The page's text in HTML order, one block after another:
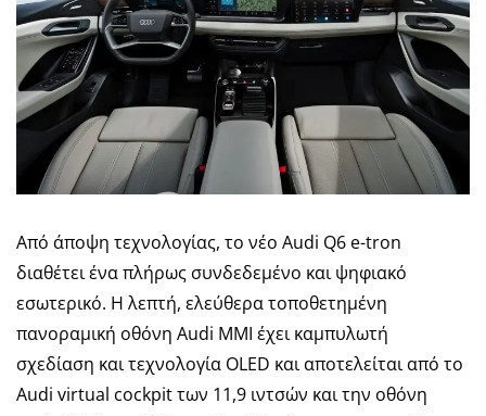
Από άποψη τεχνολογίας, το νέο Audi Q6 e-tron
διαθέτει ένα πλήρως συνδεδεμένο και ψηφιακό
εσωτερικό. Η λεπτή, ελεύθερα τοποθετημένη
πανοραμική οθόνη Audi MMI έχει καμπυλωτή
σχεδίαση και τεχνολογία OLED και αποτελείται από το
Audi virtual cockpit των 11,9 ιντσών και την οθόνη